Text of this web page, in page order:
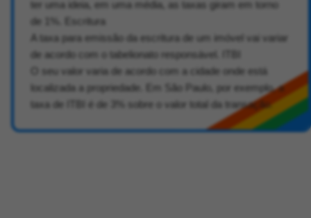
ter uma ideia, em uma média, as taxas giram em torno
de 1%. Escritura
A taxa para emissão da escritura de um imóvel vai variar
de acordo com o tabelionato responsável. ITBI
O seu valor varia de acordo com a cidade onde está
localizada a propriedade. Em São Paulo, por exemplo, a
taxa de ITBI é de 3% sobre o valor total da transação.